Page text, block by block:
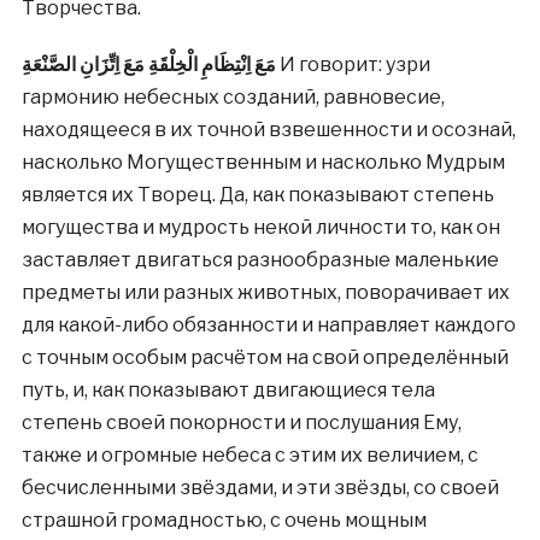
Творчества.
И говорит: узри
гармонию небесных созданий, равновесие,
находящееся в их точной взвешенности и осознай,
насколько Могущественным и насколько Мудрым
является их Творец. Да, как показывают степень
могущества и мудрость некой личности то, как он
заставляет двигаться разнообразные маленькие
предметы или разных животных, поворачивает их
для какой-либо обязанности и направляет каждого
с точным особым расчётом на свой определённый
путь, и, как показывают двигающиеся тела
степень своей покорности и послушания Ему,
также и огромные небеса с этим их величием, с
бесчисленными звёздами, и эти звёзды, со своей
страшной громадностью, с очень мощным